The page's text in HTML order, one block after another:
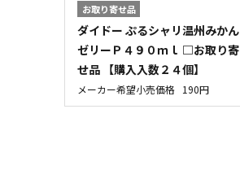
お取り寄せ品
ダイドー ぷるシャリ温州みかん
ゼリーＰ４９０ｍｌ □お取り寄
せ品 【購入入数２４個】
メーカー希望小売価格 190円